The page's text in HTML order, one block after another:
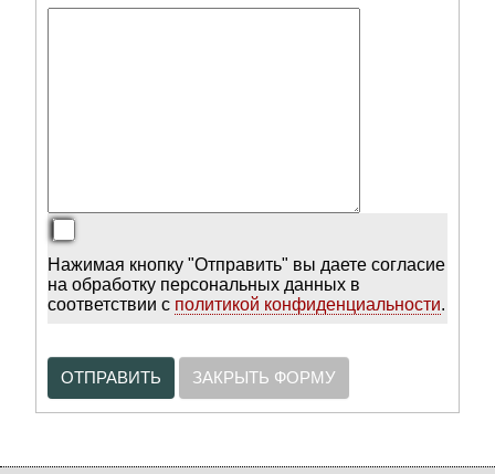
Нажимая кнопку "Отправить" вы даете согласие
на обработку персональных данных в
соответствии с политикой конфиденциальности.
ОТПРАВИТЬ ЗАКРЫТЬ ФОРМУ